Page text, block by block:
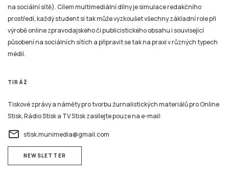
na sociální sítě). Cílem multimediální dílny je simulace redakčního
prostředí, každý student si tak může vyzkoušet všechny základní role při
výrobě online zpravodajského či publicistického obsahu i související
působení na sociálních sítích a připravit se tak na praxi v různých typech
médií.
TIRÁŽ
Tiskové zprávy a náměty pro tvorbu žurnalistických materiálů pro Online
Stisk, Rádio Stisk a TV Stisk zasílejte pouze na e-mail:
email stisk.munimedia@gmail.com
NEWSLETTER